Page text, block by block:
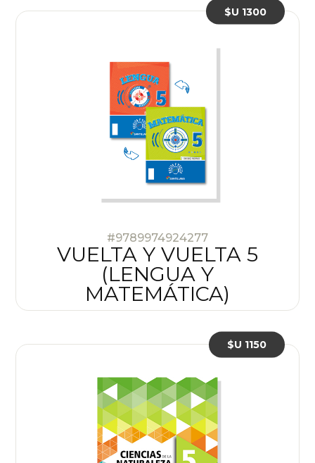
#9789974924277
VUELTA Y VUELTA 5
(LENGUA Y
MATEMÁTICA)
$U 1300
$U 1150